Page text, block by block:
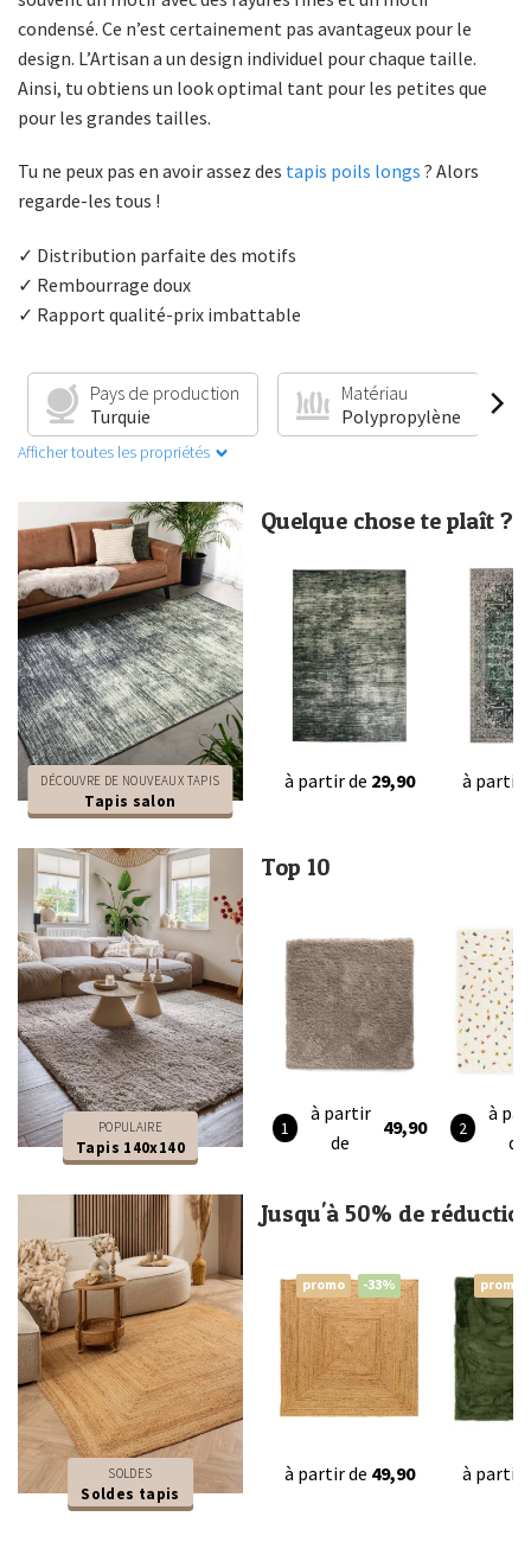
condensé. Ce n’est certainement pas avantageux pour le
design. L’Artisan a un design individuel pour chaque taille.
Ainsi, tu obtiens un look optimal tant pour les petites que
pour les grandes tailles.
Tu ne peux pas en avoir assez des tapis poils longs ? Alors
regarde-les tous !
✓ Distribution parfaite des motifs
✓ Rembourrage doux
✓ Rapport qualité-prix imbattable
Pays de production
Turquie
Matériau
Polypropylène
Afficher toutes les propriétés
DÉCOUVRE DE NOUVEAUX TAPIS
Tapis salon
Quelque chose te plaît ?
à partir de 29,90 à partir
POPULAIRE
Tapis 140x140
Top 10
à partir
de
49,90
à
de
SOLDES
Soldes tapis
Jusqu'à 50% de
promo -33%
à partir de 49,90
promo
à partir